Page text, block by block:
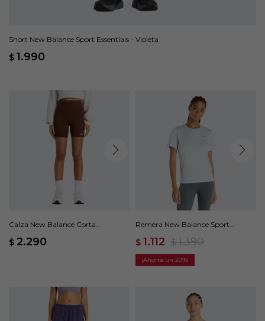
Short New Balance Sport Essentials - Violeta
$ 1.990
Calza New Balance Corta
$ 2.290
Remera New Balance Sport
$ 1.112 $ 1.390
20